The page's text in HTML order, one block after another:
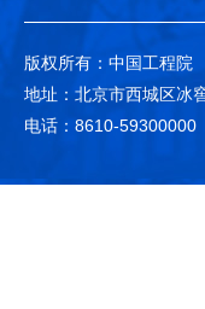
版权所有：中国工程院
地址：北京市西城区冰
电话：8610-59300000